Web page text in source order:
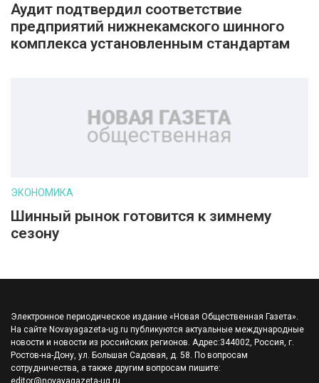
Аудит подтвердил соответствие
предприятий нижнекамского шинного
комплекса установленным стандартам
ЭКОНОМИКА
Шинный рынок готовится к зимнему
сезону
Электронное периодическое издание «Новая Общественная Газета».
На сайте Novayagazeta-ug.ru публикуются актуальные международные
новости и новости из российских регионов. Адрес:344002, Россия, г.
Ростов-на-Дону, ул. Большая Садовая, д. 58. По вопросам
сотрудничества, а также другим вопросам пишите:
editor@novayagazeta-ug.ru